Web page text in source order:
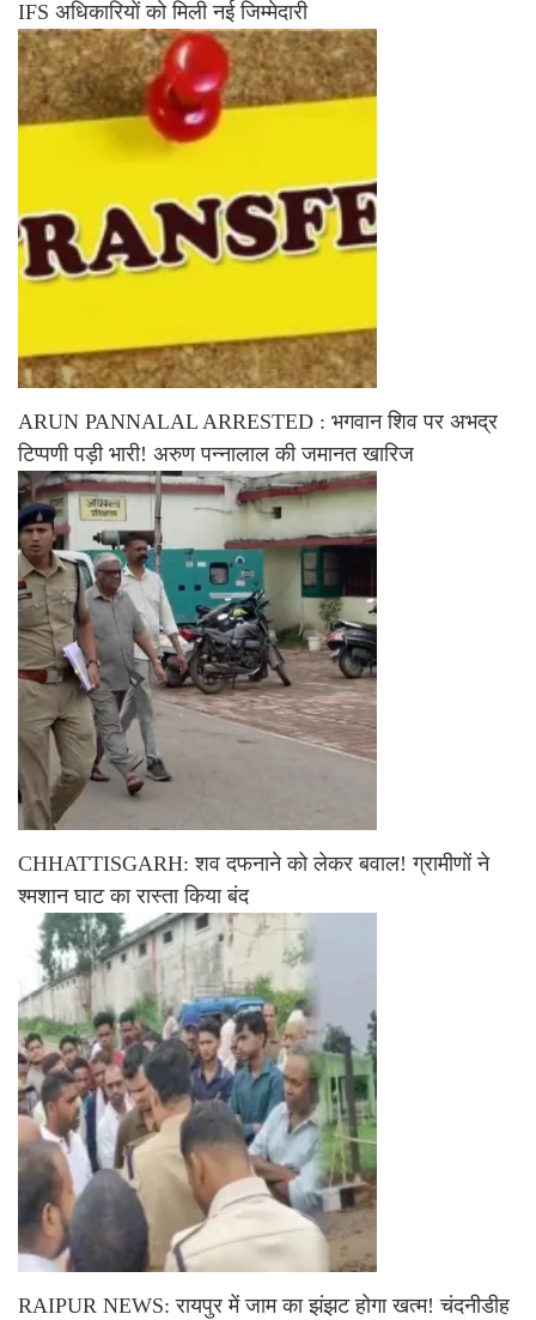
IFS अधिकारियों को मिली नई जिम्मेदारी
ARUN PANNALAL ARRESTED : भगवान शिव पर अभद्र
टिप्पणी पड़ी भारी! अरुण पन्नालाल की जमानत खारिज
CHHATTISGARH: शव दफनाने को लेकर बवाल! ग्रामीणों ने
श्मशान घाट का रास्ता किया बंद
RAIPUR NEWS: रायपुर में जाम का झंझट होगा खत्म! चंदनीडीह